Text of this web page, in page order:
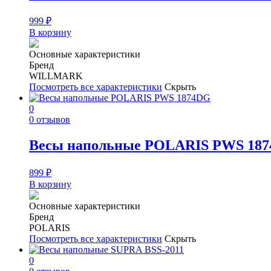
999 ₽
В корзину
Основные характеристики
Бренд
WILLMARK
Посмотреть все характеристики Скрыть
0
0 отзывов
Весы напольные POLARIS PWS
899 ₽
В корзину
Основные характеристики
Бренд
POLARIS
Посмотреть все характеристики Скрыть
0